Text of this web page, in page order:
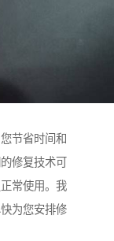
节省时间和
修复技术可
常使用。我
为您安排修